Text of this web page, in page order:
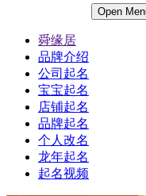
Open
舜缘居
品牌介绍
公司起名
宝宝起名
店铺起名
品牌起名
个人改名
龙年起名
起名视频